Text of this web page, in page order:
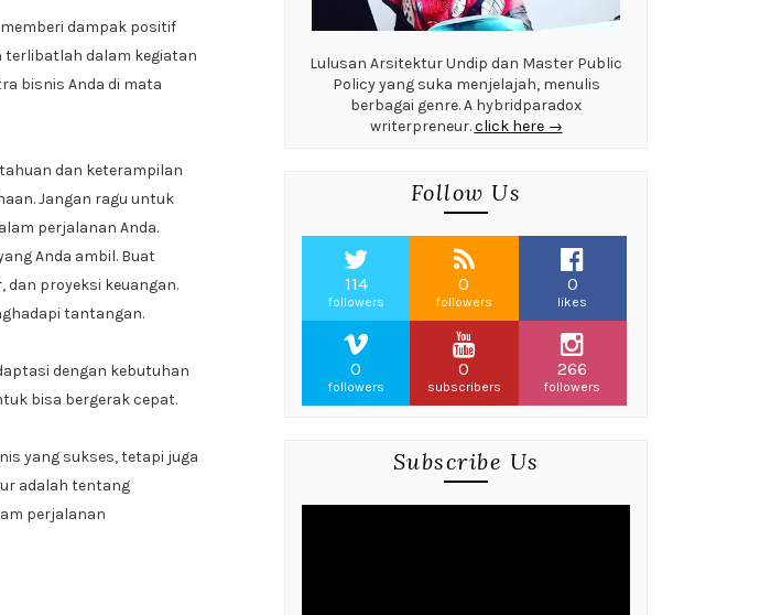
dampak positif
terlibatlah dalam kegiatan
bisnis Anda di mata
dan keterampilan
Jangan ragu untuk
perjalanan Anda.
Anda ambil. Buat
proyeksi keuangan.
tantangan.
dengan kebutuhan
bisa bergerak cepat.
yang sukses, tetapi juga
adalah tentang
perjalanan
Lulusan Arsitektur Undip dan Master Public
Policy yang suka menjelajah, menulis
berbagai genre. A hybridparadox
writerpreneur.click here →
Follow Us
114
followers
0
followers
0
likes
0
followers
0
subscribers
266
followers
Subscribe Us